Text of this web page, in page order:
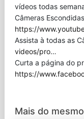
vídeos todas
Câmeras
https://
Assista à todas as
videos/pro…
Curta a página do
https://
Mais do mesmo